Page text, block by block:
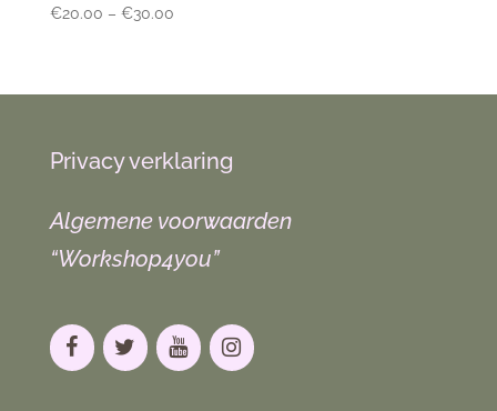
€20.00 – €30.00
Privacy verklaring
Algemene voorwaarden
“Workshop4you”